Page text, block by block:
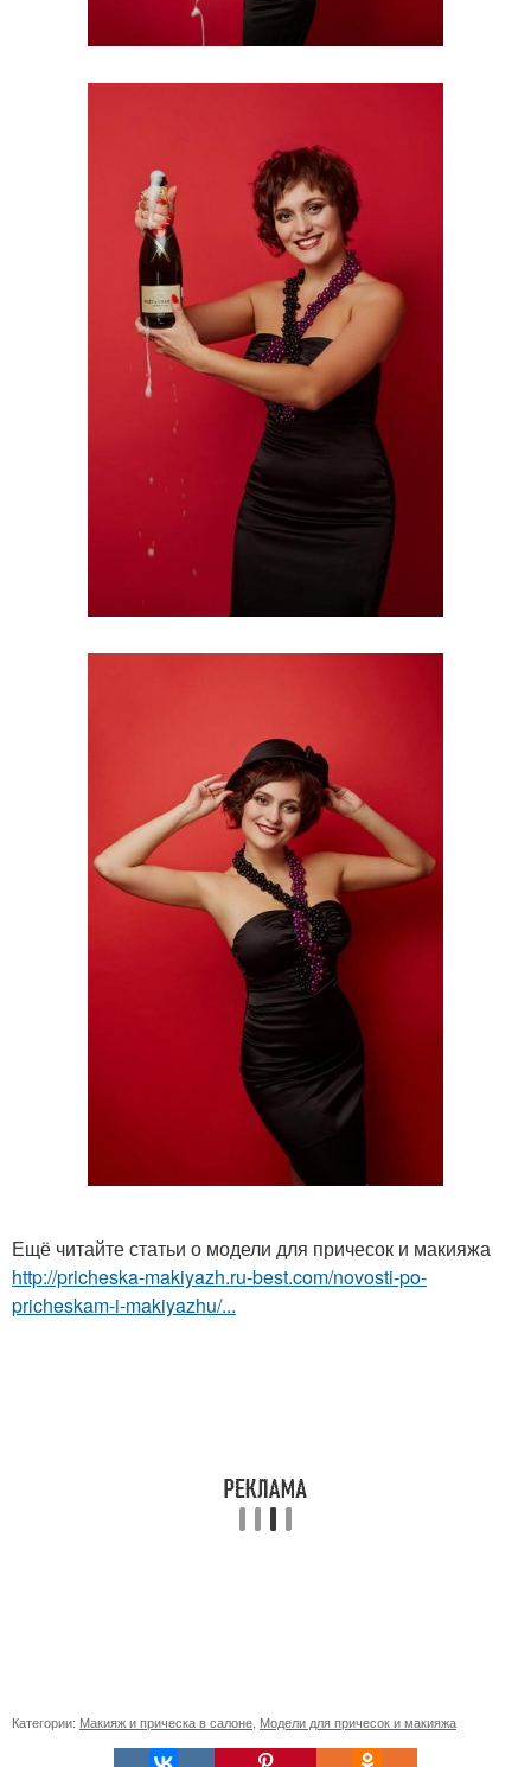
Ещё читайте статьи о модели для причесок и макияжа
http://pricheska-makiyazh.ru-best.com/novosti-po-
pricheskam-i-makiyazhu/...
Категории: Макияж и прическа в салоне Модели для причесок и макияжа